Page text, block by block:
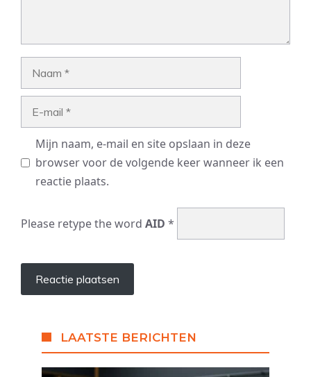
Mijn naam, e-mail en site opslaan in deze
browser voor de volgende keer wanneer ik een
reactie plaats.
Please retype the word AID *
LAATSTE BERICHTEN